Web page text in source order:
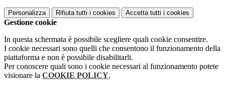
Personalizza Rifiuta tutti i cookies Accetta tutti i cookies
Gestione cookie
In questa schermata è possibile scegliere quali cookie consentire.
I cookie necessari sono quelli che consentono il funzionamento della
piattaforma e non è possibile disabilitarli.
Per conoscere quali sono i cookie necessari al funzionamento potete
visionare la COOKIE POLICY.